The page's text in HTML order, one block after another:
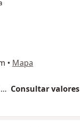
• Mapa
Ressonância magnética do coração Consultar valores